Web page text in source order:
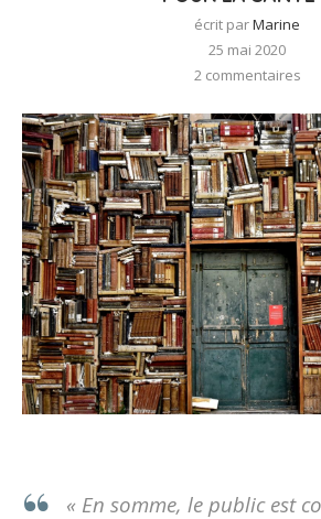
écrit parMarine
25 mai 2020
2 commentaires
« En somme, le public est